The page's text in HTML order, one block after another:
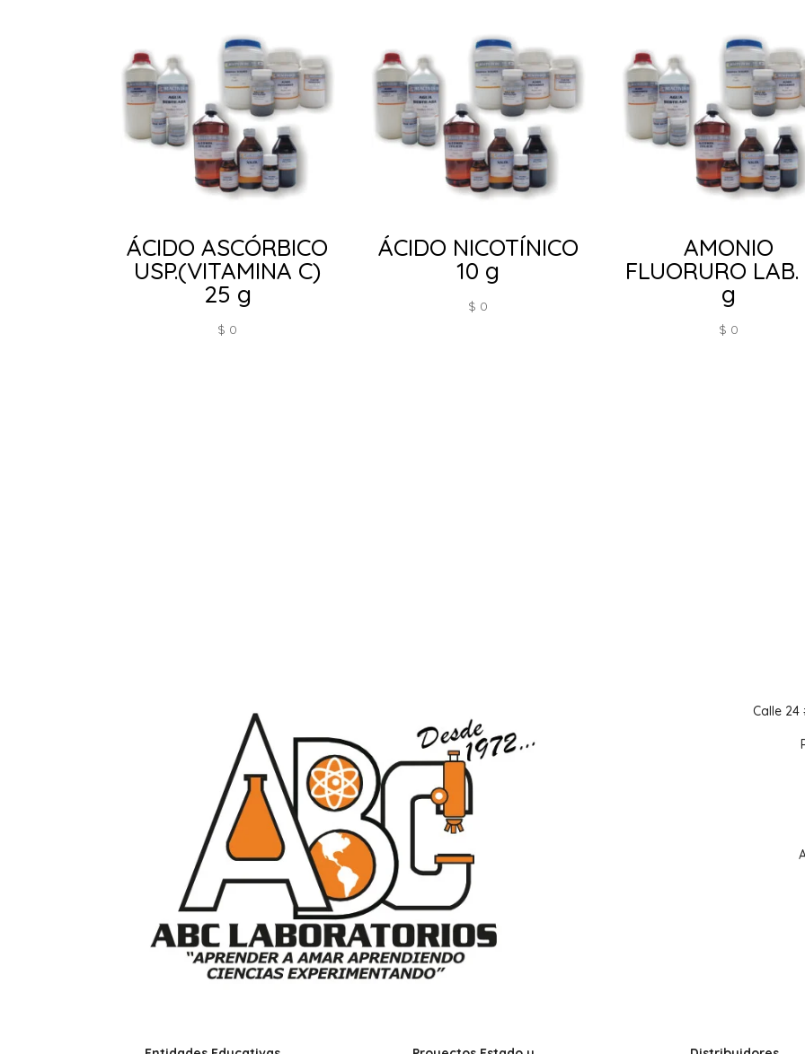
ÁCIDO ASCÓRBICO
USP.(VITAMINA C)
25 g
$ 0
ÁCIDO NICOTÍNICO
10 g
$ 0
AMONIO
FLUORURO
g
$ 0
Calle 24